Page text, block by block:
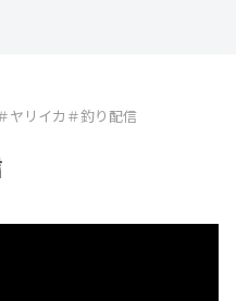
ヤリイカ＃釣り配信